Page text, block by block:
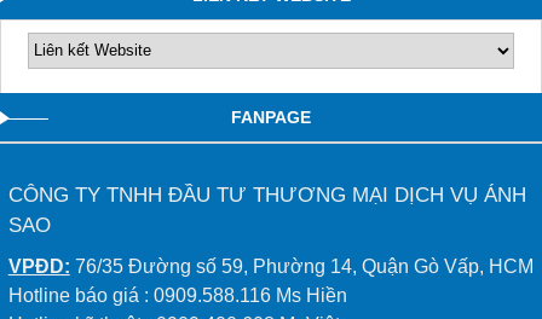
FANPAGE
CÔNG TY TNHH ĐẦU TƯ THƯƠNG MẠI DỊCH VỤ ÁNH
SAO
VPĐD: 76/35 Đường số 59, Phường 14, Quận Gò Vấp, HCM
Hotline báo giá : 0909.588.116 Ms Hiền